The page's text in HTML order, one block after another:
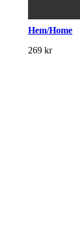
Hem/Home
269 kr